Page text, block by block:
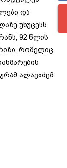
და
უხუცესს
92 წლის
რომელიც
ალავიძემ